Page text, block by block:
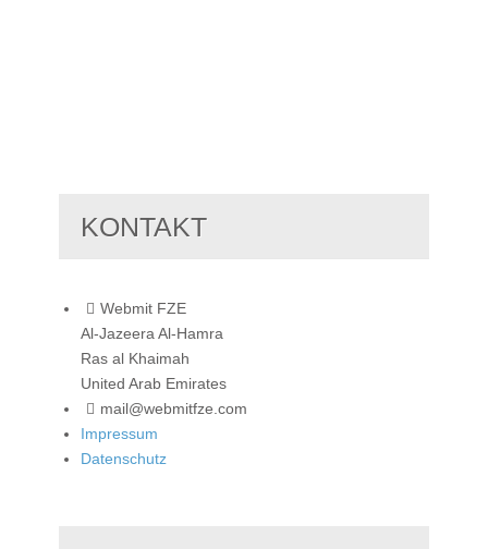
KONTAKT
Webmit FZE
Al-Jazeera Al-Hamra
Ras al Khaimah
United Arab Emirates
mail@webmitfze.com
Impressum
Datenschutz